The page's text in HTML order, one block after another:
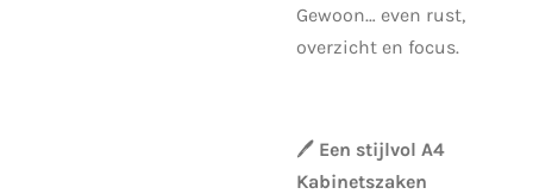
Gewoon… even rust,
overzicht en focus.
🖊️ Een stijlvol A4
Kabinetszaken